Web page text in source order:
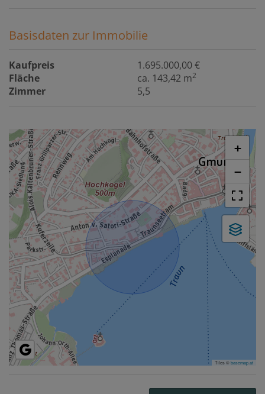
Basisdaten zur Immobilie
Kaufpreis
1.695.000,00 €
Fläche
ca. 143,42 m2
Zimmer 5,5
+
−
Tiles ©basemap.at